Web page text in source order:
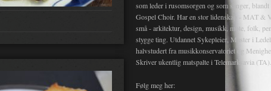
som leder i rusomsorgen og som sanger,
Gospel Choir. Har en stor lidenskap - MAT &
små - arkitektur, design, musikk, mote, folk,
stygge ting. Utdannet Sykepleier, Master i
halvstudert fra musikkonservatoriet og
Skriver ukentlig matspalte i Telemarksavia (TA).
Følg meg her: